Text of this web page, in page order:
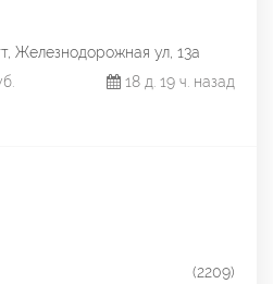
Железнодорожная ул, 13а
18 д. 19 ч. назад
(2209)